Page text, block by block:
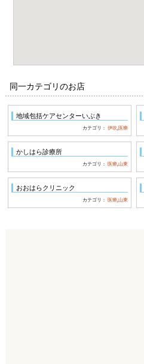
同一カテゴリのお店
地域包括ケアセンターいぶき
カテゴリ：伊吹 ,医療
かしはら診療所
カテゴリ： 医療,山東
おおはらクリニック
カテゴリ： 医療,山東